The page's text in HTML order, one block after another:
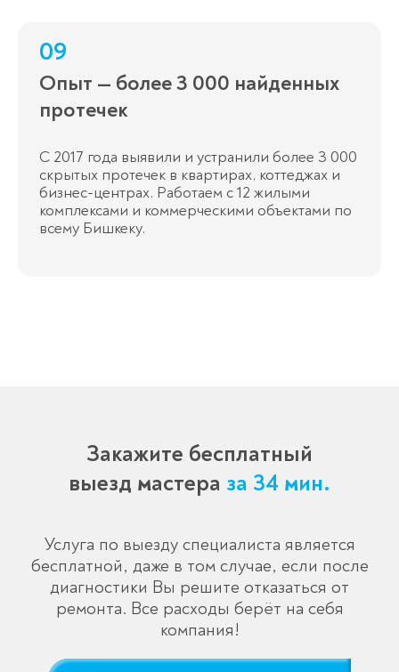
09
Опыт — более 3 000 найденных
протечек
С 2017 года выявили и устранили более 3 000
скрытых протечек в квартирах, коттеджах и
бизнес-центрах. Работаем с 12 жилыми
комплексами и коммерческими объектами по
всему Бишкеку.
Закажите бесплатный
выезд мастера за 34 мин.
Услуга по выезду специалиста является
бесплатной, даже в том случае, если после
диагностики Вы решите отказаться от
ремонта. Все расходы берёт на себя
компания!